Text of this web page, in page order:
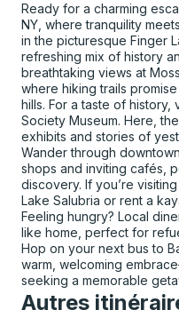
Ready for a charming
NY, where tranquility
in the picturesque Finger
refreshing mix of history
breathtaking views at
where hiking trails
hills. For a taste of history,
Society Museum. Here,
exhibits and stories of
Wander through
shops and inviting cafés,
discovery. If you’re
Lake Salubria or rent a
Feeling hungry? Local
like home, perfect for
Hop on your next bus to
warm, welcoming
seeking a memorable
Autres